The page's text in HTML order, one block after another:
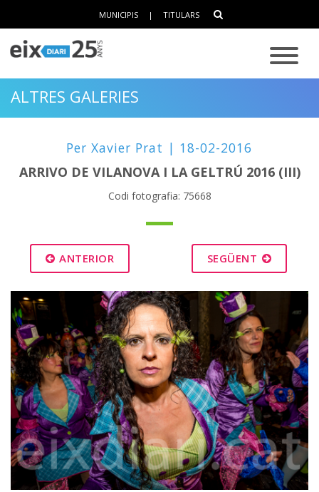
MUNICIPIS | TITULARS
ALTRES GALERIES
Per Xavier Prat | 18-02-2016
ARRIVO DE VILANOVA I LA GELTRÚ 2016 (III)
Codi fotografia: 75668
ANTERIOR SEGÜENT